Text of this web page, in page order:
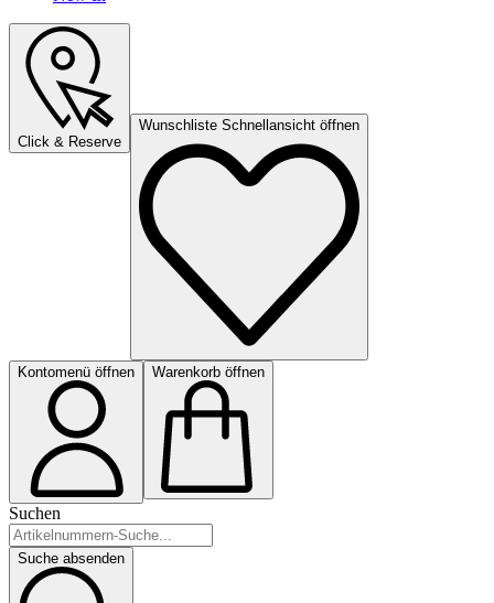
Click & Reserve
Wunschliste Schnellansicht öffnen
Kontomenü öffnen Warenkorb öffnen
Suchen
Suche absenden